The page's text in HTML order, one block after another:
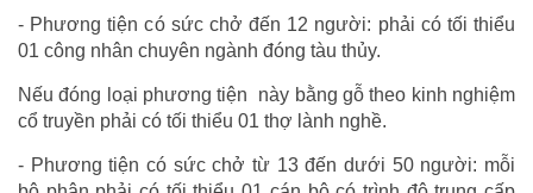
- Phương tiện có sức chở đến 12 người: phải có tối thiểu
01 công nhân chuyên ngành đóng tàu thủy.
Nếu đóng loại phương tiện này bằng gỗ theo kinh nghiệm
cổ truyền phải có tối thiểu 01 thợ lành nghề.
- Phương tiện có sức chở từ 13 đến dưới 50 người: mỗi